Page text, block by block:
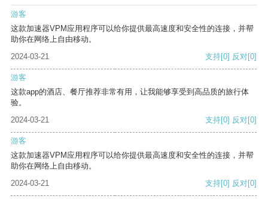
游客
这款加速器VPM应用程序可以给你提供最高速度和安全性的连接，并帮
助你在网络上自由移动。
2024-03-21
支持[0] 反对[0]
游客
这款app的酒店、餐厅推荐非常有用，让我能够享受到高品质的旅行体
验。
2024-03-21
支持[0] 反对[0]
游客
这款加速器VPM应用程序可以给你提供最高速度和安全性的连接，并帮
助你在网络上自由移动。
2024-03-21
支持[0] 反对[0]